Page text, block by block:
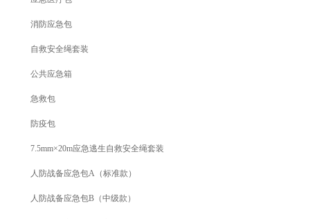
消防应急包
自救安全绳套装
公共应急箱
急救包
防疫包
7.5mm×20m应急逃生自救安全绳套装
人防战备应急包A（标准款）
人防战备应急包B（中级款）